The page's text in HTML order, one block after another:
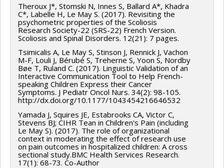
Theroux J*, Stomski N, Innes S, Ballard A*, Khadra
C*, Labelle H, Le May S. (2017). Revisiting the
psychometric properties of the Scoliosis
Research Society-22 (SRS-22) French Version.
Scoliosis and Spinal Disorders. 12(21): 7 pages.
Tsimicalis A, Le May S, Stinson J, Rennick J, Vachon
M-F, Louli J, Bérubé S, Treherne S, Yoon S, Nordby
Bøe T, Ruland C. (2017). Linguistic Validation of an
Interactive Communication Tool to Help French-
speaking Children Express their Cancer
Symptoms. J Pediatr Oncol Nurs. 34(2): 98-105.
http://dx.doi.org/10.1177/1043454216646532
Yamada J, Squires JE, Estabrooks CA, Victor C,
Stevens BJ; CIHR Tean in Children's Pain (including
Le May S). (2017). The role of organizational
context in moderating the effect of research use
on pain outcomes in hospitalized children: A cross
sectional study.BMC Health Services Research.
17(1): 68-73. Co-Author